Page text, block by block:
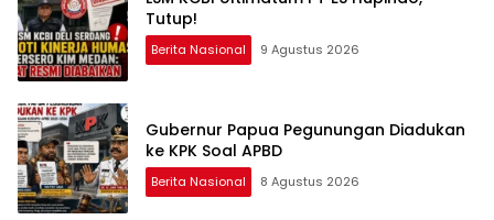
Tutup!
Berita Nasional 9 Agustus 2026
Gubernur Papua Pegunungan Diadukan
ke KPK Soal APBD
Berita Nasional 8 Agustus 2026